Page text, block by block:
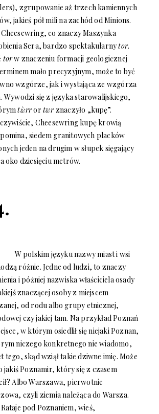
zgrupowanie aż trzech kamiennych
jakieś pół mili na zachód od Minions.
co znaczy Maszynka
Sera, bardzo spektakularnytor.
torw znaczeniu formacji geologicznej
mało precyzyjnym, może to być
wzgórze, jak i wystająca ze wzgórza
Wywodzi się z języka starowalijskiego,
tẁrrortwrznaczyło „kupę”.
Cheesewring kupę krowią
siedem granitowych placków
jeden na drugim w słupek sięgający
oko dziesięciu metrów.
W polskim języku nazwy miast i wsi
różnie. Jedne od ludzi, to znaczy
i później nazwiska właściciela osady
znaczącej osoby z miejscem
od rodu albo grupy etnicznej,
czy jakiej tam. Na przykład Poznań
w którym osiedlił się niejaki Poznan,
niczego konkretnego nie wiadomo,
tego, skąd wziął takie dziwne imię. Może
jakiś Poznamir, który się z czasem
Albo Warszawa, pierwotnie
czyli ziemia należąca do Warsza.
pod Poznaniem, wieś,